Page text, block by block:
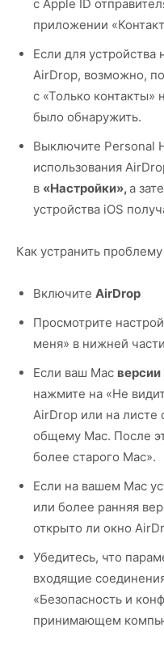
с Apple ID
приложении
Если для устройства
AirDrop, возможно,
с «Только
было обнаружить.
Выключите Personal
использования
в «Настройки»,а
устройства iOS
Как устранить
Включите AirDrop
Просмотрите
меня» в нижней
Если ваш Mac версии
нажмите на «Не
AirDrop или на листе
общему Mac. После
более старого Mac».
Если на вашем Mac
или более ранняя
открыто ли окно
Убедитесь, что
входящие
«Безопасность и
принимающем